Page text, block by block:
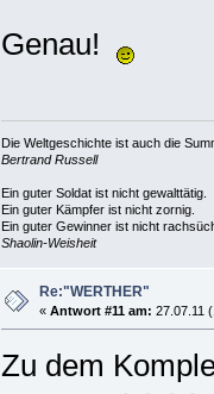
Genau!
Die Weltgeschichte ist auch die
Bertrand Russell
Ein guter Soldat ist nicht gewalttätig.
Ein guter Kämpfer ist nicht zornig.
Ein guter Gewinner ist nicht
Shaolin-Weisheit
Re:"WERTHER"
« Antwort #11 am: 27.07.11
Zu dem